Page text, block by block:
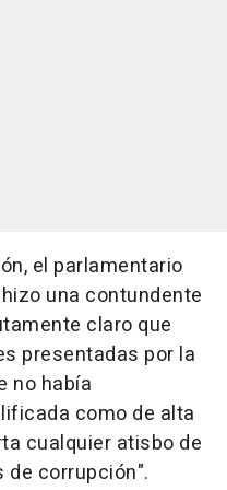
el parlamentario
una contundente
claro que
presentadas por la
no había
como de alta
cualquier atisbo de
de corrupción".